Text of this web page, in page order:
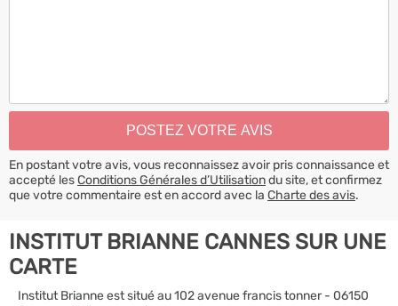
En postant votre avis, vous reconnaissez avoir pris connaissance et
accepté lesConditions Générales d’Utilisationdu site, et confirmez
que votre commentaire est en accord avec la Charte des avis.
INSTITUT BRIANNE CANNES SUR UNE
CARTE
Institut Brianne est situé au 102 avenue francis tonner - 06150